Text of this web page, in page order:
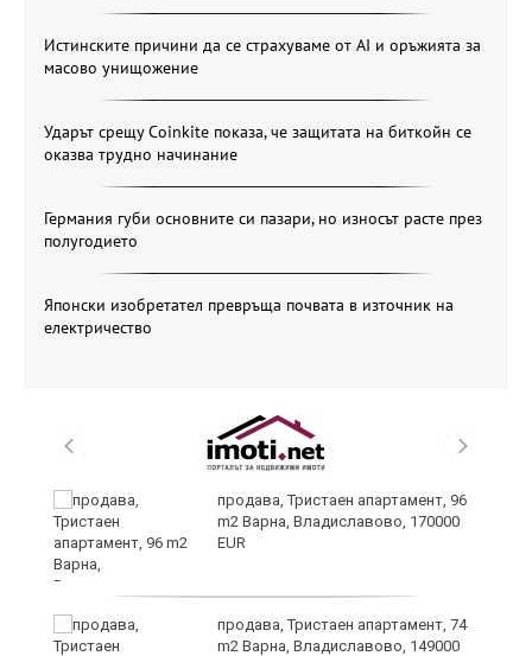
Истинските причини да се страхуваме от AI и оръжията за
масово унищожение
Ударът срещу Coinkite показа, че защитата на биткойн се
оказва трудно начинание
Германия губи основните си пазари, но износът расте през
полугодието
Японски изобретател превръща почвата в източник на
електричество
продава, Тристаен апартамент, 96
m2 Варна, Владиславово, 170000
EUR
продава, Тристаен апартамент, 74
m2 Варна, Владиславово, 149000